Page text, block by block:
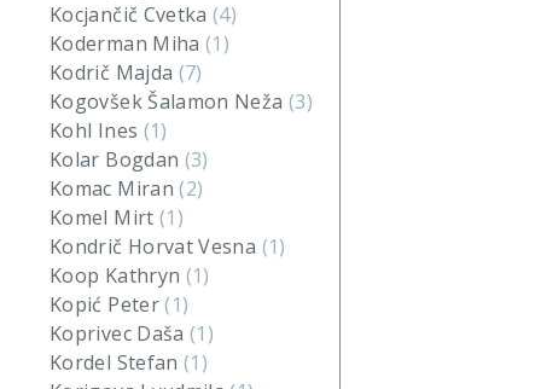
Kocjančič Cvetka(4)
Koderman Miha(1)
Kodrič Majda (7)
Kogovšek Šalamon Neža (3)
Kohl Ines (1)
Kolar Bogdan (3)
Komac Miran(2)
Komel Mirt (1)
Kondrič Horvat Vesna (1)
Koop Kathryn (1)
Kopić Peter(1)
Koprivec Daša(1)
Kordel Stefan(1)